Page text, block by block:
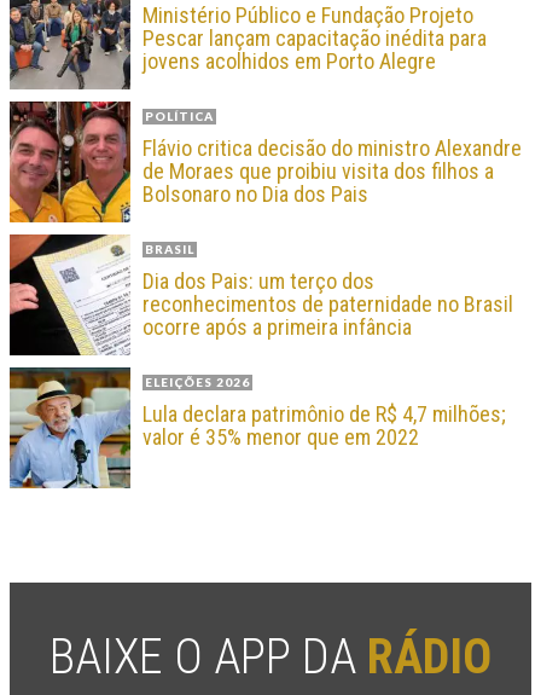
Ministério Público e Fundação Projeto
Pescar lançam capacitação inédita para
jovens acolhidos em Porto Alegre
POLÍTICA
Flávio critica decisão do ministro Alexandre
de Moraes que proibiu visita dos filhos a
Bolsonaro no Dia dos Pais
BRASIL
Dia dos Pais: um terço dos
reconhecimentos de paternidade no Brasil
ocorre após a primeira infância
ELEIÇÕES 2026
Lula declara patrimônio de R$ 4,7 milhões;
valor é 35% menor que em 2022
BAIXE O APP DA RÁDIO